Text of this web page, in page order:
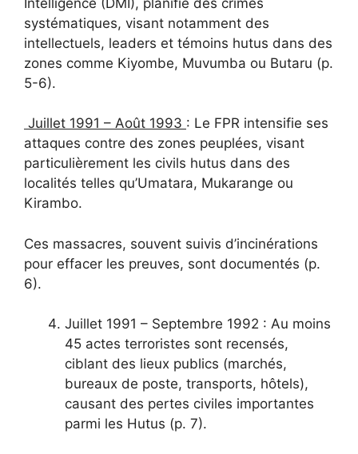
systématiques, visant notamment des
intellectuels, leaders et témoins hutus dans des
zones comme Kiyombe, Muvumba ou Butaru (p.
5-6).
Juillet 1991 – Août 1993 : Le FPR intensifie ses
attaques contre des zones peuplées, visant
particulièrement les civils hutus dans des
localités telles qu’Umatara, Mukarange ou
Kirambo.
Ces massacres, souvent suivis d’incinérations
pour effacer les preuves, sont documentés (p.
6).
Juillet 1991 – Septembre 1992 : Au moins
45 actes terroristes sont recensés,
ciblant des lieux publics (marchés,
bureaux de poste, transports, hôtels),
causant des pertes civiles importantes
parmi les Hutus (p. 7).